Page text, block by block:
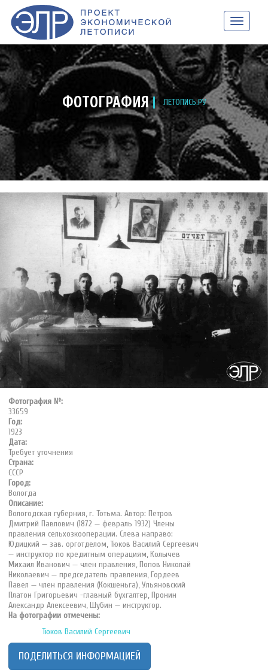
ФОТОГРАФИЯ ЛЕТОПИСЬ.РУ
Фотография №:
33659
Год:
1923
Дата:
Требует уточнения
Страна:
СССР
Город:
Вологда
Описание:
Вологодская губерния, г. Тотьма. Автор: Петров
Дмитрий Павлович (1872 — февраль 1932) Члены
правления сельхозкооперации. Слева направо:
Юдицкий — зав. орготделом, Тюков Василий Сергеевич
— инструктор по кредитным операциям, Колычев
Михаил Иванович — член правления, Попов Николай
Николаевич — председатель правления, Гордеев
Павел — член правления (Кокшеньга), Ульяновский
Платон Григорьевич -главный бухгалтер, Пронин
Александр Алексеевич, Шубин — инструктор.
На фотографии отмечены:
Тюков Василий Сергеевич
ПОДЕЛИТЬСЯ ИНФОРМАЦИЕЙ